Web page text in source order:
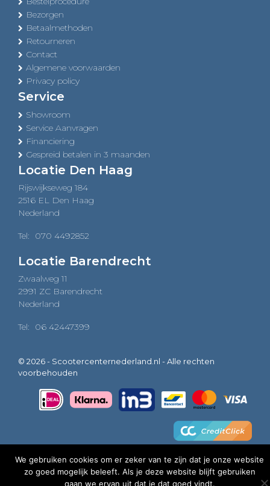
Bezorgen
Betaalmethoden
Retourneren
Contact
Algemene voorwaarden
Privacy policy
Service
Showroom
Service Aanvragen
Financiering
Gespreid betalen in 3 maanden
Locatie Den Haag
Rijswijkseweg 184
2516 EL Den Haag
Nederland
Tel: 070 4492852
Locatie Barendrecht
Zwaalweg 11
2991 ZC Barendrecht
Nederland
Tel: 06 42447399
© 2026 - Scootercenternederland.nl - Alle rechten
voorbehouden
We gebruiken cookies om er zeker van te zijn dat je onze website
zo goed mogelijk beleeft. Als je deze website blijft gebruiken
gaan we ervan uit dat je dat goed vindt.